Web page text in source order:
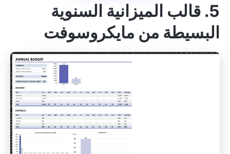
5. قالب الميزانية السنوية
البسيطة من مايكروسوفت